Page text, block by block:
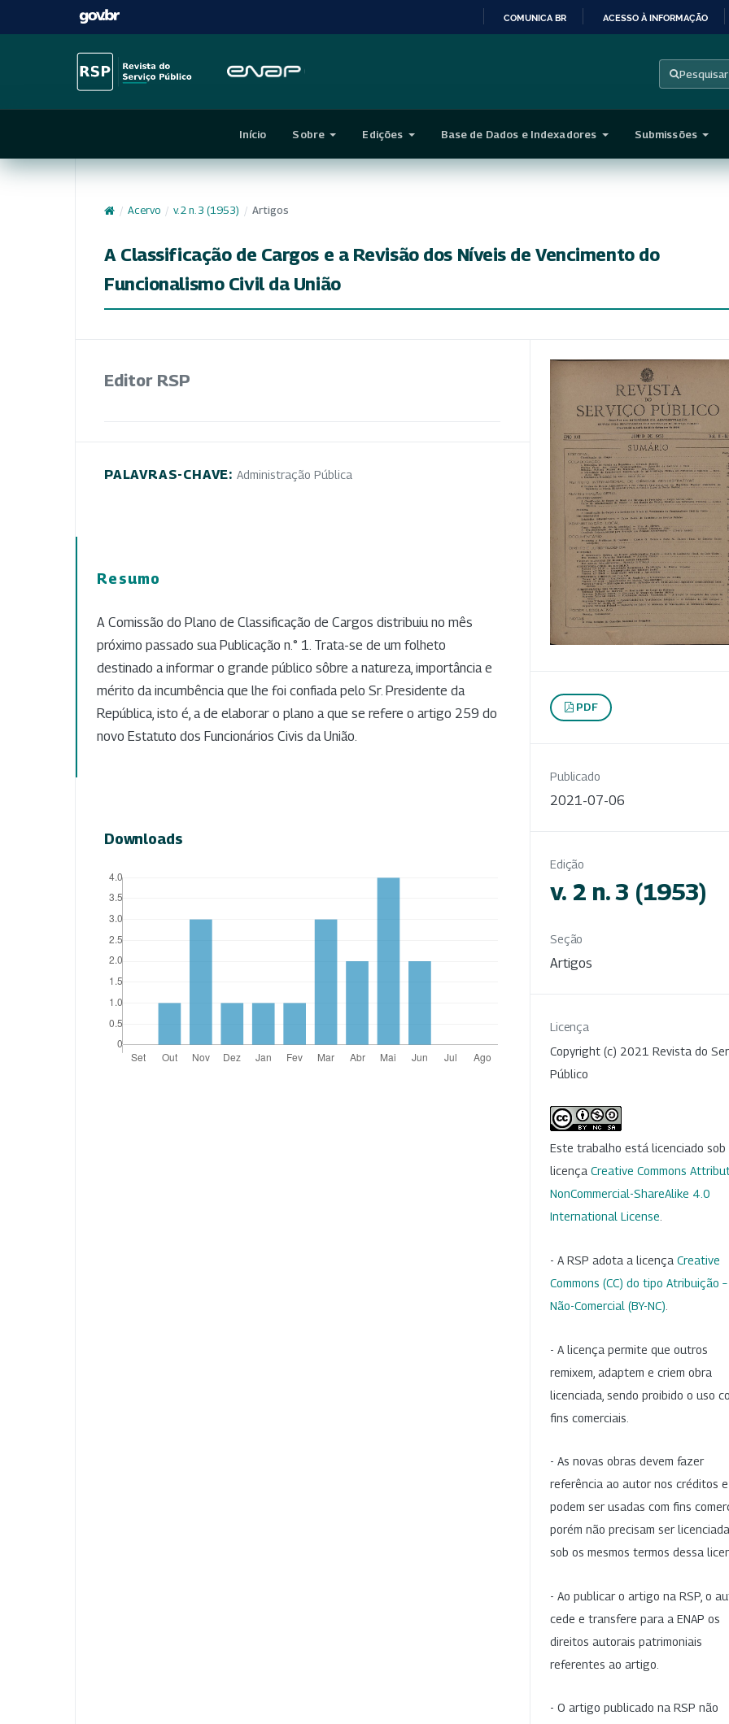
CONTEÚDO
COMUNICA BR ACESSO À INFORMAÇÃO
Pesquisar
Início Sobre Edições Base de Dados e Indexadores Submissões
/ Acervo / v. 2 n. 3 (1953) / Artigos
A Classificação de Cargos e a Revisão dos Níveis de Vencimento do
Funcionalismo Civil da União
Editor RSP
PALAVRAS-CHAVE: Administração Pública
Resumo
A Comissão do Plano de Classificação de Cargos distribuiu no mês
próximo passado sua Publicação n.° 1. Trata-se de um folheto
destinado a informar o grande público sôbre a natureza, importância e
mérito da incumbência que lhe foi confiada pelo Sr. Presidente da
República, isto é, a de elaborar o plano a que se refere o artigo 259 do
novo Estatuto dos Funcionários Civis da União.
Downloads
PDF
Publicado
2021-07-06
Edição
v. 2 n. 3 (1953)
Seção
Artigos
Licença
Copyright (c) 2021 Revista do
Público
Este trabalho está licenciado sob
licença Creative Commons
NonCommercial-ShareAlike 4.0
International License
- A RSP adota a licença Creative
Commons (CC) do tipo Atribuição –
Não-Comercial (BY-NC)
- A licença permite que outros
remixem, adaptem e criem obra
licenciada, sendo proibido o uso
fins comerciais.
- As novas obras devem fazer
referência ao autor nos créditos
podem ser usadas com fins
porém não precisam ser
sob os mesmos termos dessa
- Ao publicar o artigo na RSP, o
cede e transfere para a ENAP os
direitos autorais patrimoniais
referentes ao artigo.
- O artigo publicado na RSP não